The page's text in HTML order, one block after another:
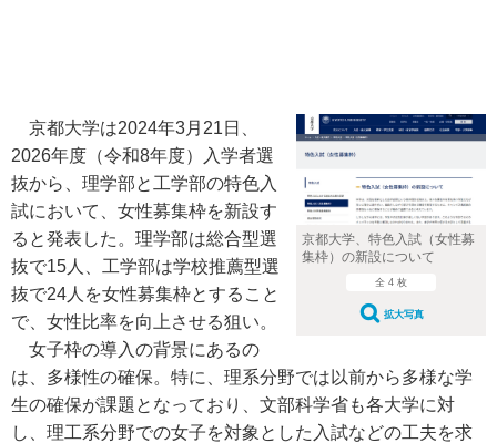
京都大学、特色入試（女性募
集枠）の新設について
全 4 枚
拡大写真
京都大学は2024年3月21日、
2026年度（令和8年度）入学者選
抜から、理学部と工学部の特色入
試において、女性募集枠を新設す
ると発表した。理学部は総合型選
抜で15人、工学部は学校推薦型選
抜で24人を女性募集枠とすること
で、女性比率を向上させる狙い。
女子枠の導入の背景にあるの
は、多様性の確保。特に、理系分野では以前から多様な学
生の確保が課題となっており、文部科学省も各大学に対
し、理工系分野での女子を対象とした入試などの工夫を求